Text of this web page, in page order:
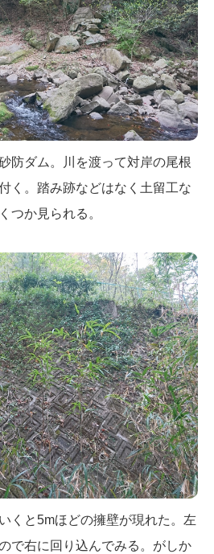
防ダム。川を渡って対岸の尾根
く。踏み跡などはなく土留工な
つか見られる。
くと5mほどの擁壁が現れた。左
で右に回り込んでみる。がしか